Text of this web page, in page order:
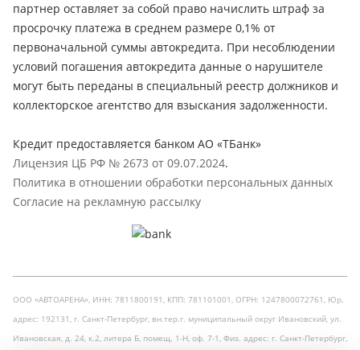
партнер оставляет за собой право начислить штраф за
просрочку платежа в среднем размере 0,1% от
первоначальной суммы автокредита. При несоблюдении
условий погашения автокредита данные о нарушителе
могут быть переданы в специальный реестр должников и
коллекторское агентство для взыскания задолженности.
Кредит предоставляется банком АО «ТБанк»
Лицензия ЦБ РФ № 2673 от 09.07.2024.
Политика в отношении обработки персональных данных
Согласие на рекламную рассылку
ООО «АВТОАРЕНА», ИНН: 7811800191, КПП: 781101001, ОГРН: 1247800072761, Юр.
адрес: 192131, г. Санкт-Петербург, вн.тер.г. муниципальный округ Ивановский, ул.
Ивановская, д. 24, к.2, литера Б, помещ. 1-Н, оф. 7-1, Физ. адрес: г. Санкт-Петербург,